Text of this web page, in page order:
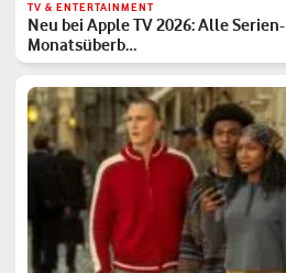
TV & ENTERTAINMENT
Neu bei Apple TV 2026: Alle
Monatsüberb…